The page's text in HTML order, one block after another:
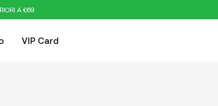
A €69
VIP Card